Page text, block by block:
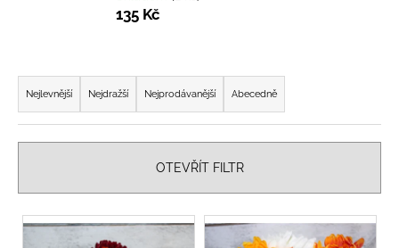
135 Kč
Ř
a
z
e
í
p
r
Nejlevnější Nejdražší Nejprodávanější Abecedně
OTEVŘÍT FILTR
V
D
o
r
u